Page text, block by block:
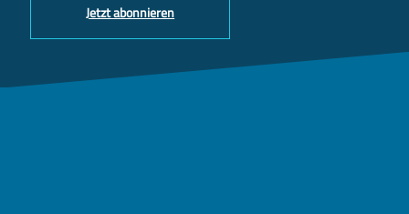
Jetzt abonnieren